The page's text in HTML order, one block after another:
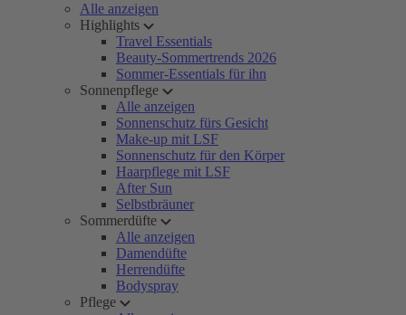
Alle anzeigen
Highlights
Travel Essentials
Beauty-Sommertrends 2026
Sommer-Essentials für ihn
Sonnenpflege
Alle anzeigen
Sonnenschutz fürs Gesicht
Make-up mit LSF
Sonnenschutz für den Körper
Haarpflege mit LSF
After Sun
Selbstbräuner
Sommerdüfte
Alle anzeigen
Damendüfte
Herrendüfte
Bodyspray
Pflege